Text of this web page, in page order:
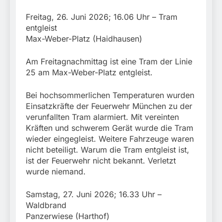
Freitag, 26. Juni 2026; 16.06 Uhr – Tram
entgleist
Max-Weber-Platz (Haidhausen)
Am Freitagnachmittag ist eine Tram der Linie
25 am Max-Weber-Platz entgleist.
Bei hochsommerlichen Temperaturen wurden
Einsatzkräfte der Feuerwehr München zu der
verunfallten Tram alarmiert. Mit vereinten
Kräften und schwerem Gerät wurde die Tram
wieder eingegleist. Weitere Fahrzeuge waren
nicht beteiligt. Warum die Tram entgleist ist,
ist der Feuerwehr nicht bekannt. Verletzt
wurde niemand.
Samstag, 27. Juni 2026; 16.33 Uhr –
Waldbrand
Panzerwiese (Harthof)